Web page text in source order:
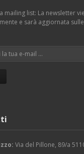
mailing list: La newsletter
e sarà aggiornata
Via del Pillone, 89/a